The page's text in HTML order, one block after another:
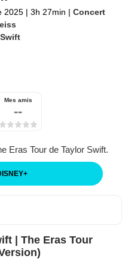
2025 | 3h 27min | Concert
Mes amis
--
Eras Tour de Taylor Swift.
+
| The Eras Tour